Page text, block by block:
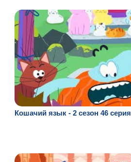
Кошачий язык - 2 сезон 46 серия